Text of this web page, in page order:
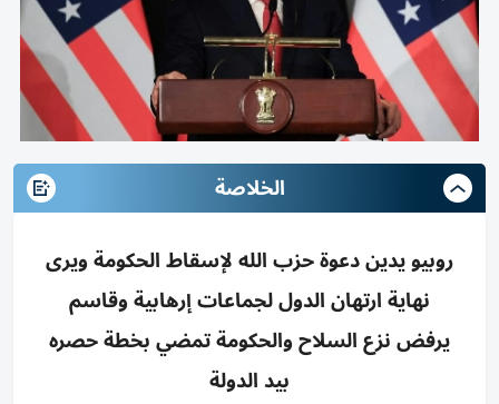
الخلاصة
روبيو يدين دعوة حزب الله لإسقاط الحكومة ويرى
نهاية ارتهان الدول لجماعات إرهابية وقاسم
يرفض نزع السلاح والحكومة تمضي بخطة حصره
بيد الدولة